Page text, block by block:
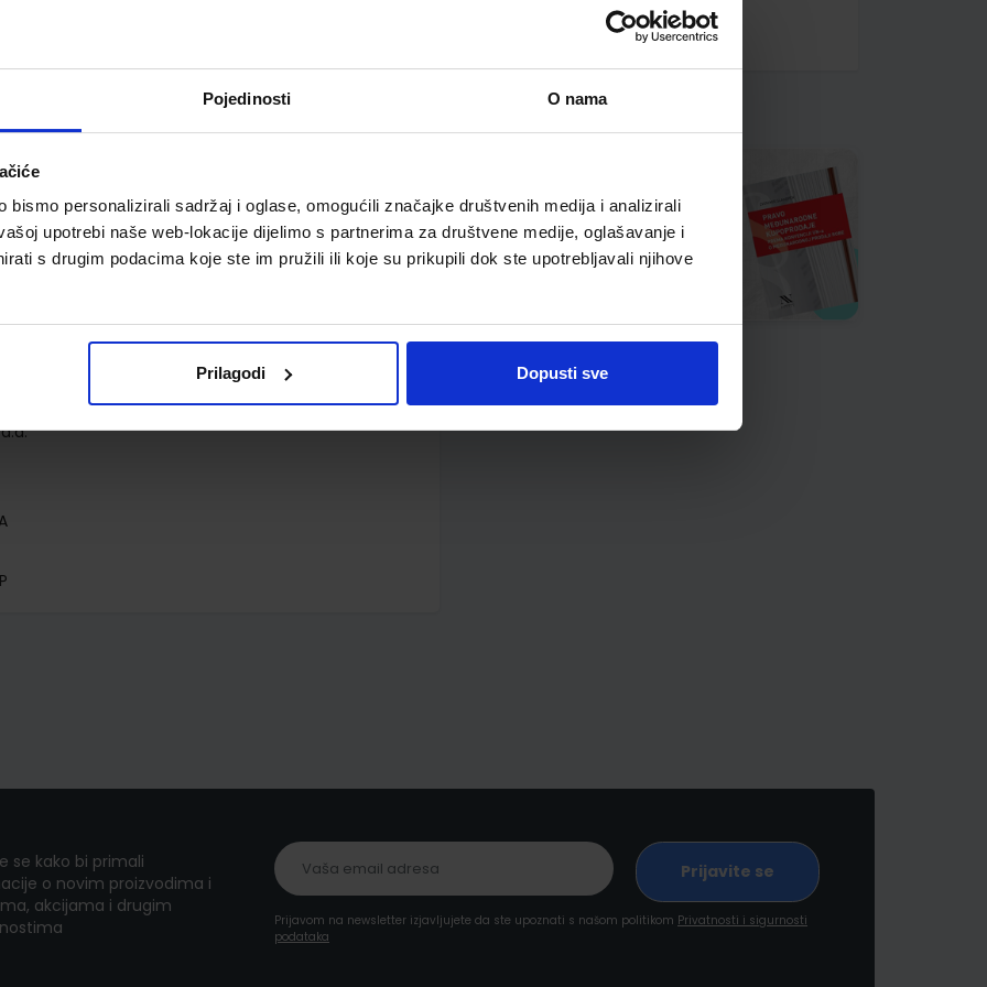
Pojedinosti O nama
bismo personalizirali sadržaj i oglase, omogućili značajke društvenih medija i analizirali
upotrebi naše web-lokacije dijelimo s partnerima za društvene medije, oglašavanje i
s drugim podacima koje ste im pružili ili koje su prikupili dok ste upotrebljavali njihove
Prilagodi Dopusti sve
za pomoć u učenju hrvatskoga jezika u petom razredu
se kako bi primali
o novim proizvodima i
akcijama i drugim
Prijavom na newsletter izjavljujete da ste upoznati s našom politikom Privatnosti i sigurnosti
podataka